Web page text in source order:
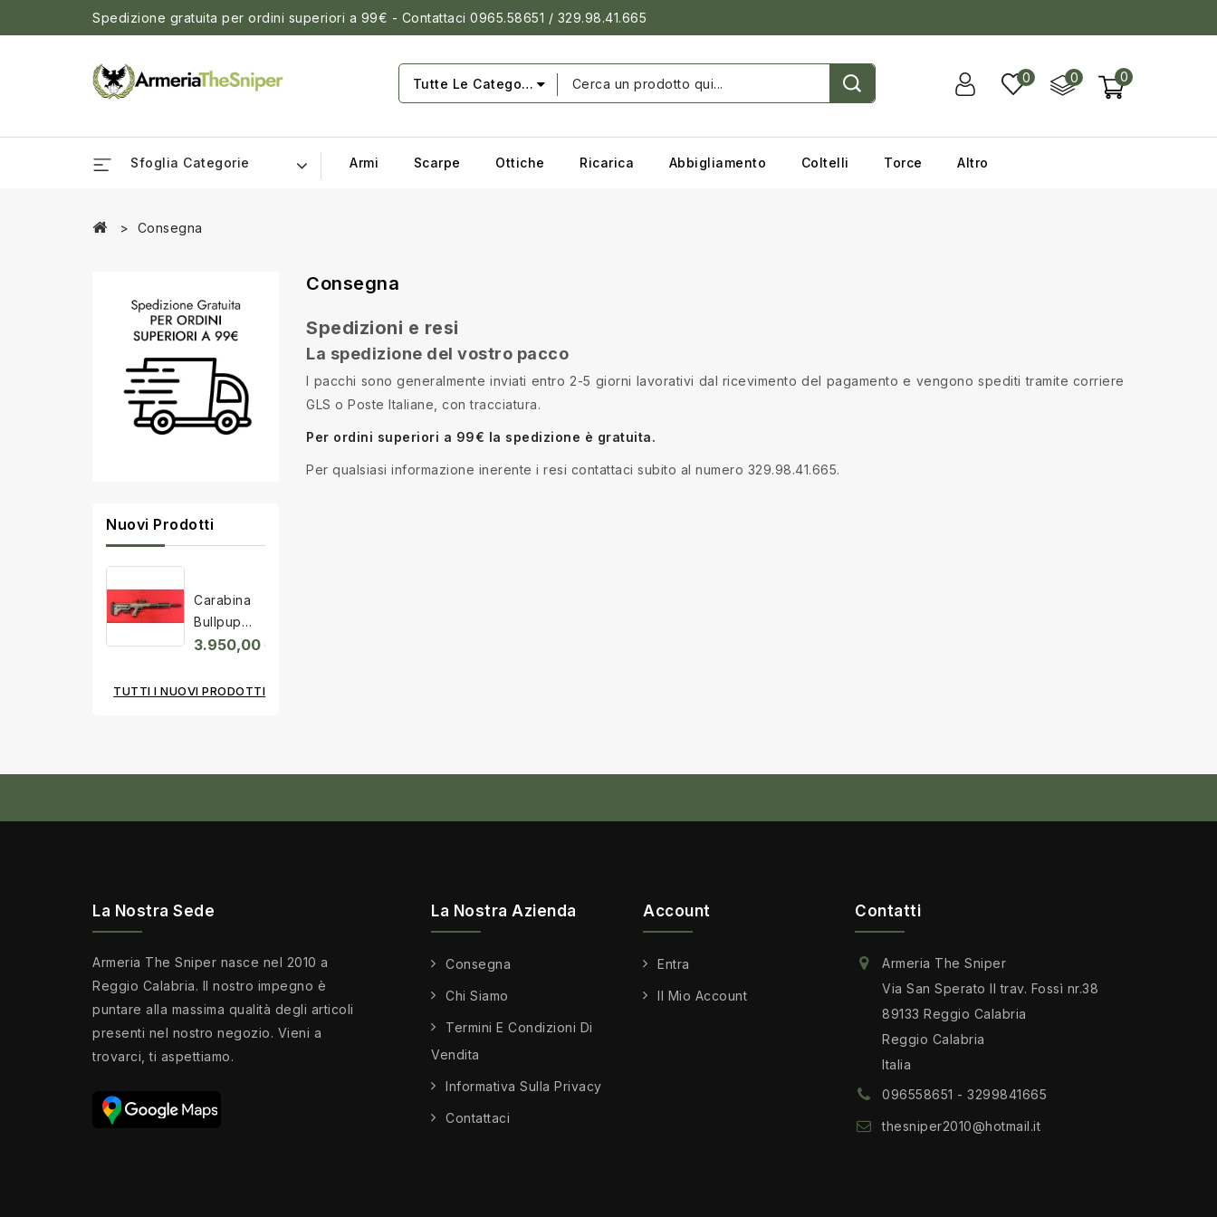
Spedizione gratuita per ordini superiori a 99€ - Contattaci 0965.58651 / 329.98.41.665
0
0
0
Tutte Le Categorie
Sfoglia Categorie Armi Scarpe Ottiche Ricarica Abbigliamento Coltelli Torce Altro
Consegna
Nuovi Prodotti
Carabina
Bullpup
Desert
3.950,00 €
TUTTI I NUOVI PRODOTTI
Consegna
Spedizioni e resi
La spedizione del vostro pacco
I pacchi sono generalmente inviati entro 2-5 giorni lavorativi dal ricevimento del pagamento e vengono spediti tramite corriere
GLS o Poste Italiane, con tracciatura.
Per ordini superiori a 99€ la spedizione è gratuita.
Per qualsiasi informazione inerente i resi contattaci subito al numero 329.98.41.665.
La Nostra Sede
Armeria The Sniper nasce nel 2010 a
Reggio Calabria. Il nostro impegno è
puntare alla massima qualità degli articoli
presenti nel nostro negozio. Vieni a
trovarci, ti aspettiamo.
La Nostra Azienda
Consegna
Chi Siamo
Termini E Condizioni Di
Vendita
Informativa Sulla Privacy
Contattaci
Account
Entra
Il Mio Account
Contatti
Armeria The Sniper
Via San Sperato II trav. Fossì nr.38
89133 Reggio Calabria
Reggio Calabria
Italia
096558651 - 3299841665
thesniper2010@hotmail.it